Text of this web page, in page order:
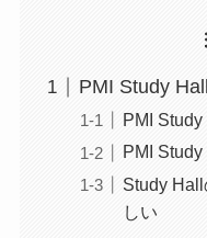
PMI Study Hall
PMI
PMI
Study
しい